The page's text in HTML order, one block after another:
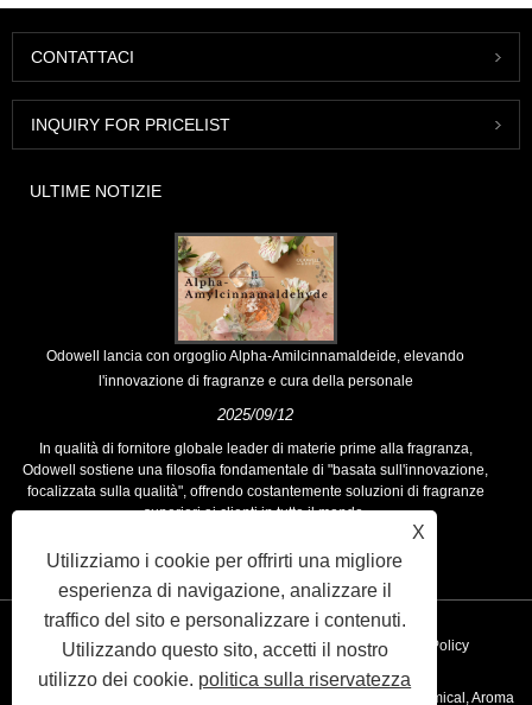
CONTATTACI
INQUIRY FOR PRICELIST
ULTIME NOTIZIE
Odowell lancia con orgoglio Alpha-Amilcinnamaldeide, elevando
l'innovazione di fragranze e cura della personale
2025/09/12
In qualità di fornitore globale leader di materie prime alla fragranza,
Odowell sostiene una filosofia fondamentale di "basata sull'innovazione,
focalizzata sulla qualità", offrendo costantemente soluzioni di fragranze
superiori ai clienti in tutto il mondo.
Collegamenti Sitemap RSS XML Privacy Policy
Copyright © 2020 Kunshan Odowell Co., Ltd - China Aroma Chemical, Aroma
X
Utilizziamo i cookie per offrirti una migliore
esperienza di navigazione, analizzare il
traffico del sito e personalizzare i contenuti.
Utilizzando questo sito, accetti il ​​nostro
utilizzo dei cookie. politica sulla riservatezza